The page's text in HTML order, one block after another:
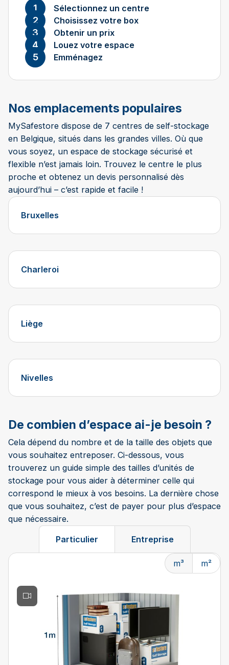
Sélectionnez un centre
Choisissez votre box
Obtenir un prix
Louez votre espace
Emménagez
Nos emplacements populaires
MySafestore dispose de 7 centres de self-stockage
en Belgique, situés dans les grandes villes. Où que
vous soyez, un espace de stockage sécurisé et
flexible n’est jamais loin. Trouvez le centre le plus
proche et obtenez un devis personnalisé dès
aujourd’hui – c’est rapide et facile !
Bruxelles
Charleroi
Liège
Nivelles
De combien d’espace ai-je besoin ?
Cela dépend du nombre et de la taille des objets que
vous souhaitez entreposer. Ci-dessous, vous
trouverez un guide simple des tailles d’unités de
stockage pour vous aider à déterminer celle qui
correspond le mieux à vos besoins. La dernière chose
que vous souhaitez, c’est de payer pour plus d’espace
que nécessaire.
Particulier
Entreprise
m³ m²
Changing the current slide of this carousel will